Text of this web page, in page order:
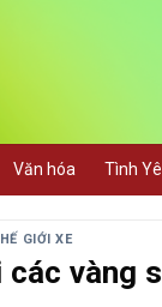
Văn hóa Tình
GIỚI XE
vàng